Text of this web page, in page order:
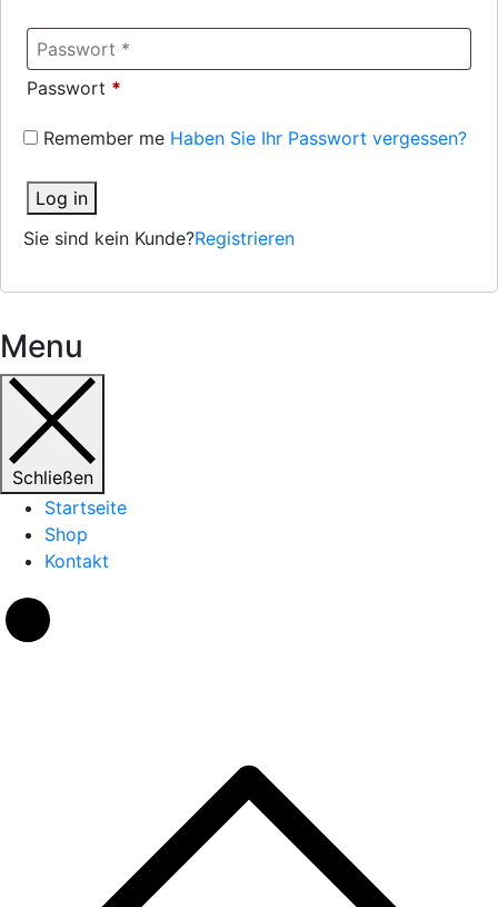
Passwort *
Remember me Haben Sie Ihr Passwort vergessen?
Log in
Sie sind kein Kunde?Registrieren
Menu
Schließen
Startseite
Shop
Kontakt